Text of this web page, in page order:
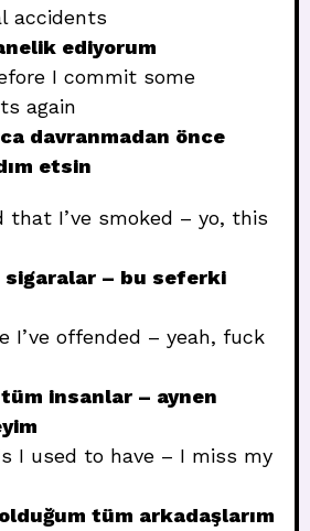
accidents
ediyorum
I commit some
again
davranmadan önce
etsin
that I’ve smoked – yo, this
sigaralar – bu seferki
I’ve offended – yeah, fuck
insanlar – aynen
I used to have – I miss my
tüm arkadaşlarım